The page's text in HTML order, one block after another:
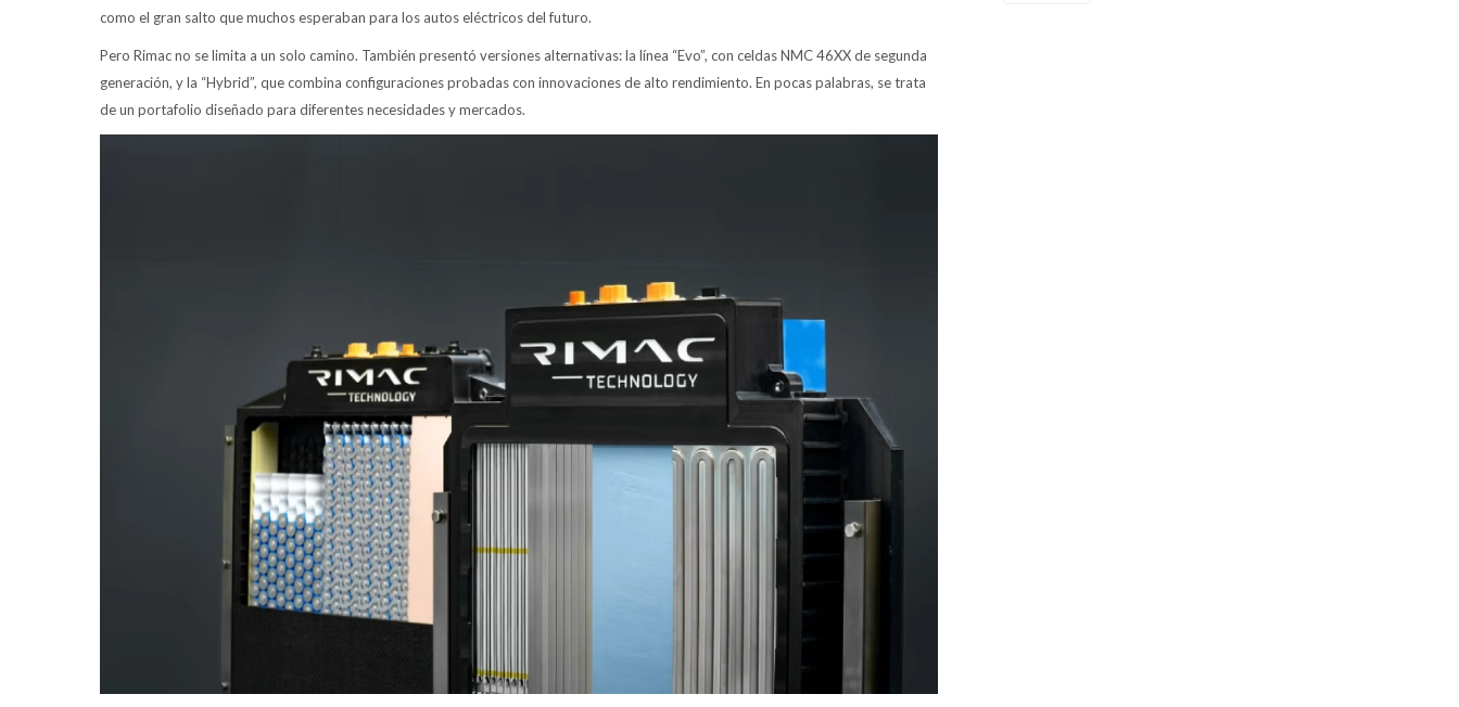
como el gran salto que muchos esperaban para los autos eléctricos del futuro.
Pero Rimac no se limita a un solo camino. También presentó versiones alternativas: la línea “Evo”, con celdas NMC 46XX de segunda
generación, y la “Hybrid”, que combina configuraciones probadas con innovaciones de alto rendimiento. En pocas palabras, se trata
de un portafolio diseñado para diferentes necesidades y mercados.